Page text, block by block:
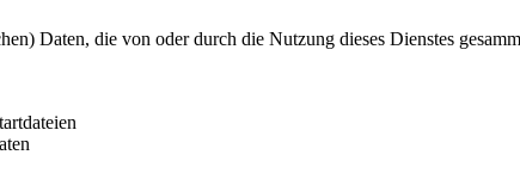
Daten, die von oder durch die Nutzung dieses Dienstes